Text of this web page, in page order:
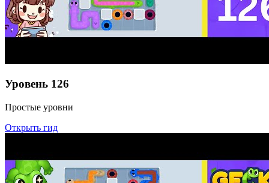
Уровень 126
Простые уровни
Открыть гид